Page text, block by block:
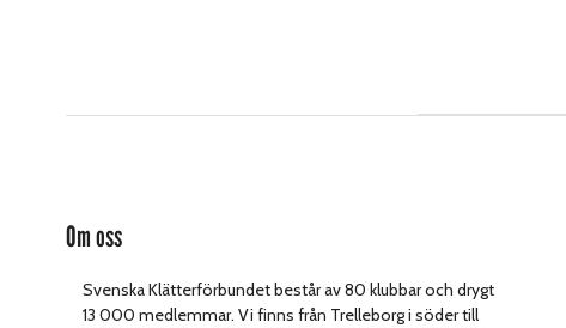
Om oss
Svenska Klätterförbundet består av 80 klubbar och drygt
13 000 medlemmar. Vi finns från Trelleborg i söder till